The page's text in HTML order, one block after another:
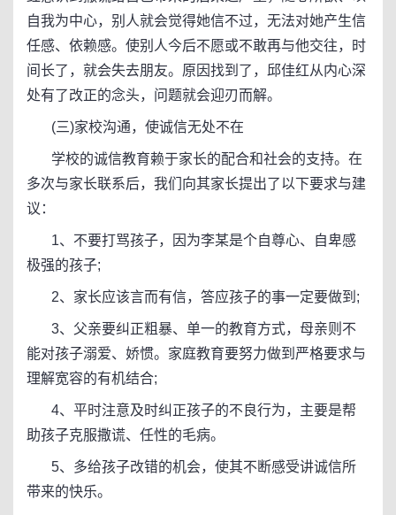
自我为中心，别人就会觉得她信不过，无法对她产生信
任感、依赖感。使别人今后不愿或不敢再与他交往，时
间长了，就会失去朋友。原因找到了，邱佳红从内心深
处有了改正的念头，问题就会迎刃而解。
(三)家校沟通，使诚信无处不在
学校的诚信教育赖于家长的配合和社会的支持。在
多次与家长联系后，我们向其家长提出了以下要求与建
议：
1、不要打骂孩子，因为李某是个自尊心、自卑感
极强的孩子;
2、家长应该言而有信，答应孩子的事一定要做到;
3、父亲要纠正粗暴、单一的教育方式，母亲则不
能对孩子溺爱、娇惯。家庭教育要努力做到严格要求与
理解宽容的有机结合;
4、平时注意及时纠正孩子的不良行为，主要是帮
助孩子克服撒谎、任性的毛病。
5、多给孩子改错的机会，使其不断感受讲诚信所
带来的快乐。